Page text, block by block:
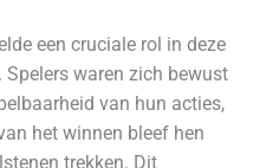
een cruciale rol in deze
waren zich bewust
van hun acties,
het winnen bleef hen
trekken. Dit